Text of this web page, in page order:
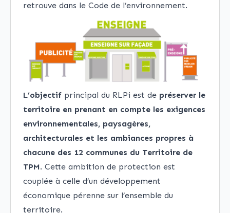
retrouve dans le Code de l’environnement.
L’objectif principal du RLPi est de préserver le
territoire en prenant en compte les exigences
environnementales, paysagères,
architecturales et les ambiances propres à
chacune des 12 communes du Territoire de
TPM. Cette ambition de protection est
couplée à celle d’un développement
économique pérenne sur l’ensemble du
territoire.